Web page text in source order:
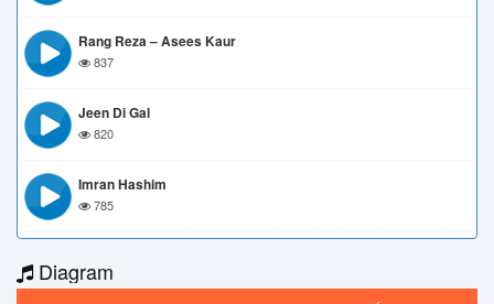
Rang Reza – Asees Kaur
837
Jeen Di Gal
820
Imran Hashim
785
Diagram